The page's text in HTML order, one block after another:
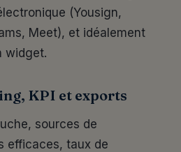
(Yousign,
Meet), et idéalement
widget.
KPI et exports
sources de
efficaces, taux de